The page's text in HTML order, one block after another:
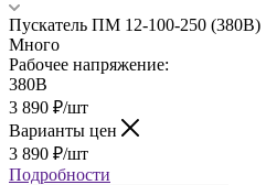
Пускатель ПМ 12-100-250 (380В)
Много
Рабочее напряжение:
380В
3 890 ₽/шт
Варианты цен
3 890 ₽/шт
Подробности